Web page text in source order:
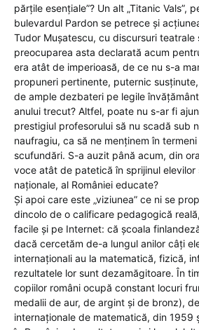
părțile esențiale”? Un alt „Titanic Vals”,
bulevardul Pardon se petrece și
Tudor Mușatescu, cu discursuri teatrale
preocuparea asta declarată acum
era atât de imperioasă, de ce nu s-a
propuneri pertinente, puternic
de ample dezbateri pe legile
anului trecut? Altfel, poate nu s-ar fi
prestigiul profesorului să nu scadă sub
naufragiu, ca să ne menținem în
scufundări. S-a auzit până acum, din
voce atât de patetică în sprijinul elevilor
naționale, al României educate?
Și apoi care este „viziunea” ce ni se
dincolo de o calificare pedagogică
facile și pe Internet: că școala
dacă cercetăm de-a lungul anilor câți
internaționali au la matematică, fizică,
rezultatele lor sunt dezamăgitoare. În
copiilor români ocupă constant locuri
medalii de aur, de argint și de bronz),
internaționale de matematică, din 1959